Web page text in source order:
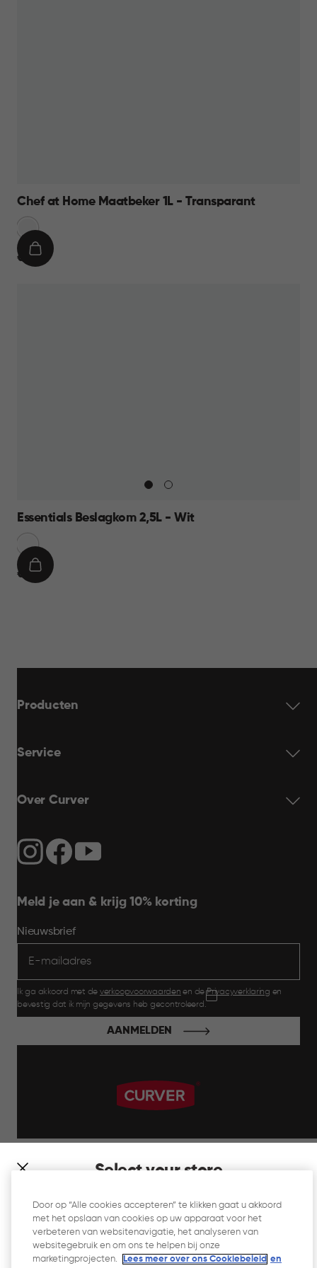
Select your store
which store would you like to shop?
Chef at Home Maatbeker 1L - Transparant
€
€ 9,95
IN
Essentials Beslagkom 2,5L - Wit
Wit
€
€ 6,95
IN
Producten
Service
Over Curver
Meld je aan & krijg 10% korting
Nieuwsbrief
Ik ga akkoord met de verkoopvoorwaarden en dePrivacyverklaring en
bevestig dat ik mijn gegevens heb gecontroleerd.
AANMELDEN
Website Gebruiksvoorwaarden
Privacyverklaring
Door op “Alle cookies accepteren” te klikken gaat u akkoord
met het opslaan van cookies op uw apparaat voor het
verbeteren van websitenavigatie, het analyseren van
websitegebruik en om ons te helpen bij onze
marketingprojecten.
Lees meer over ons Cookiebeleid en